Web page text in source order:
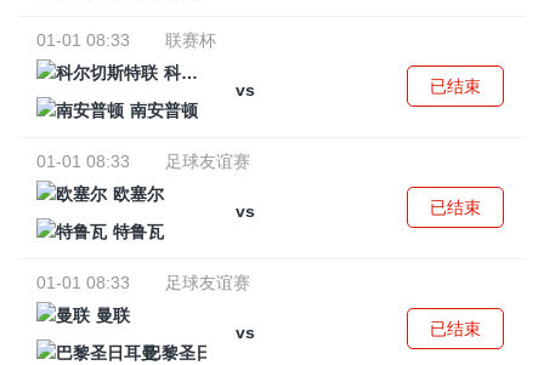
01-01 08:33
联赛杯
科尔切斯特联
vs
南安普顿
已结束
01-01 08:33
足球友谊赛
欧塞尔
vs
特鲁瓦
已结束
01-01 08:33
足球友谊赛
曼联
vs
巴黎圣日耳曼
已结束